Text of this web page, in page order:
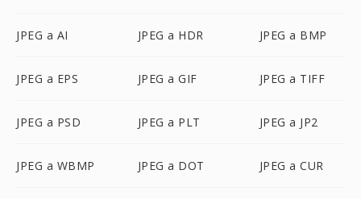
JPEG a AI JPEG a HDR JPEG a BMP
JPEG a EPS JPEG a GIF JPEG a TIFF
JPEG a PSD JPEG a PLT JPEG a JP2
JPEG a WBMP JPEG a DOT JPEG a CUR